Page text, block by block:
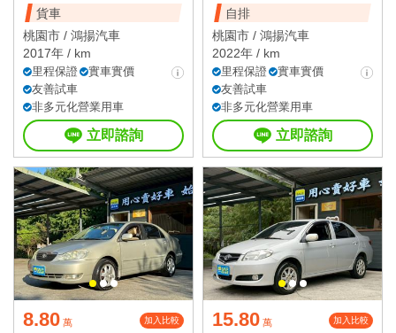
貨車
桃園市 / 鴻揚汽車
2017年 / km
里程保證
實車實價
友善試車
非多元化營業用車
立即諮詢
自排
桃園市 / 鴻揚汽車
2022年 / km
里程保證
實車實價
友善試車
非多元化營業用車
立即諮詢
8.80 萬 加入比較 15.80 萬 加入比較